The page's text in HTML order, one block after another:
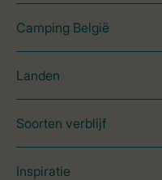
Camping België
Landen
Soorten verblijf
Inspiratie